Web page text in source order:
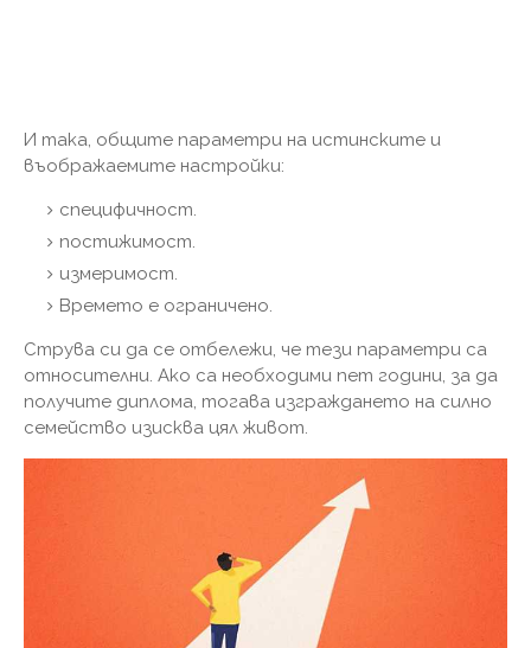
И така, общите параметри на истинските и
въображаемите настройки:
специфичност.
постижимост.
измеримост.
Времето е ограничено.
Струва си да се отбележи, че тези параметри са
относителни. Ако са необходими пет години, за да
получите диплома, тогава изграждането на силно
семейство изисква цял живот.